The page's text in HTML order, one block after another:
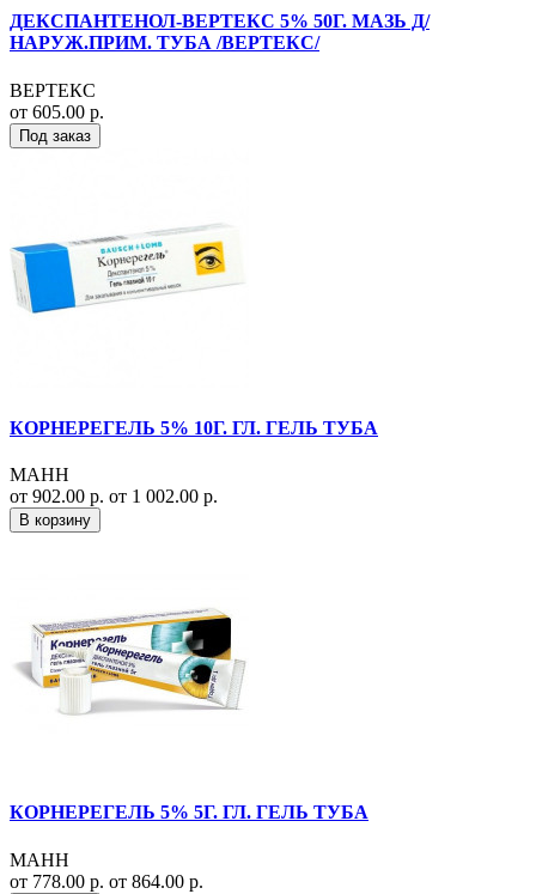
ДЕКСПАНТЕНОЛ-ВЕРТЕКС 5% 50Г. МАЗЬ Д/
НАРУЖ.ПРИМ. ТУБА /ВЕРТЕКС/
ВЕРТЕКС
от 605.00 р.
Под заказ
КОРНЕРЕГЕЛЬ 5% 10Г. ГЛ. ГЕЛЬ ТУБА
МАНН
от 902.00 р. от 1 002.00 р.
В корзину
КОРНЕРЕГЕЛЬ 5% 5Г. ГЛ. ГЕЛЬ ТУБА
МАНН
от 778.00 р. от 864.00 р.